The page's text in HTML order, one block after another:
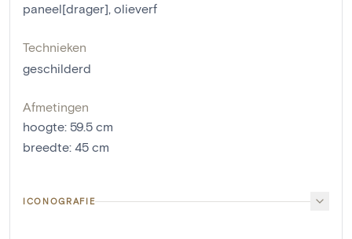
paneel[drager], olieverf
Technieken
geschilderd
Afmetingen
hoogte: 59.5 cm
breedte: 45 cm
ICONOGRAFIE